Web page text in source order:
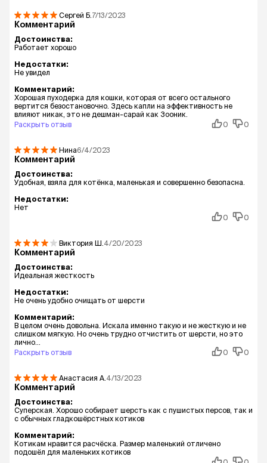
Сергей Б. 7/13/2023
Комментарий
Достоинства:
Работает хорошо
Недостатки:
Не увидел
Комментарий:
Хорошая пуходерка для кошки, которая от всего остального
вертится безостановочно. Здесь капли на эффективность не
влияют никак, это не дешман-сарай как Зооник.
Раскрыть отзыв
0 0
Нина6/4/2023
Комментарий
Достоинства:
Удобная, взяла для котёнка, маленькая и совершенно безопасна.
Недостатки:
Нет
0
0
Виктория Ш. 4/20/2023
Комментарий
Достоинства:
Идеальная жесткость
Недостатки:
Не очень удобно очищать от шерсти
Комментарий:
В целом очень довольна. Искала именно такую и не жесткую и не
слишком мягкую. Но очень трудно отчистить от шерсти, но это
лично...
Раскрыть отзыв
0 0
Анастасия А. 4/13/2023
Комментарий
Достоинства:
Суперская. Хорошо собирает шерсть как с пушистых персов, так и
с обычных гладкошёрстных котиков
Комментарий:
Котикам нравится расчёска. Размер маленький отличено
подошёл для маленьких котиков